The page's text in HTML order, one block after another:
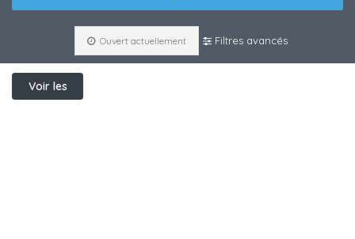
Ouvert actuellement Filtres avancés
Voir les